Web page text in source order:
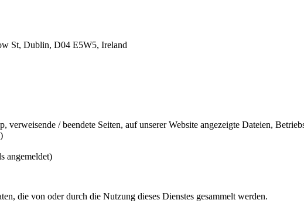
St, Dublin, D04 E5W5, Ireland
verweisende / beendete Seiten, auf unserer Website angezeigte Dateien,
angemeldet)
die von oder durch die Nutzung dieses Dienstes gesammelt werden.